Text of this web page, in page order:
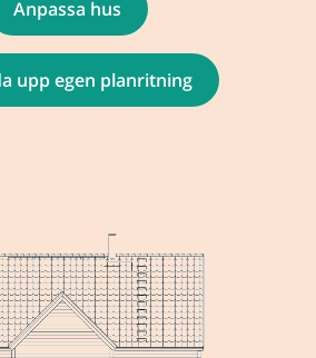
Anpassa hus
upp egen planritning